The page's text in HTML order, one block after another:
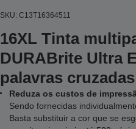
SKU: C13T16364511
16XL Tinta
DURABrite Ultra
palavras cruzadas
Reduza os custos de
Sendo fornecidas
Basta substituir a cor que se